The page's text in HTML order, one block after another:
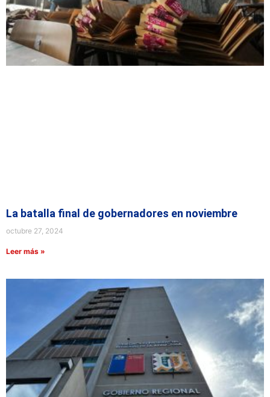
La batalla final de gobernadores en noviembre
octubre 27, 2024
Leer más »